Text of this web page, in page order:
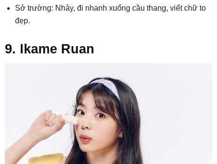
Sở trường: Nhảy, đi nhanh xuống cầu thang, viết chữ to
đẹp.
9. Ikame Ruan